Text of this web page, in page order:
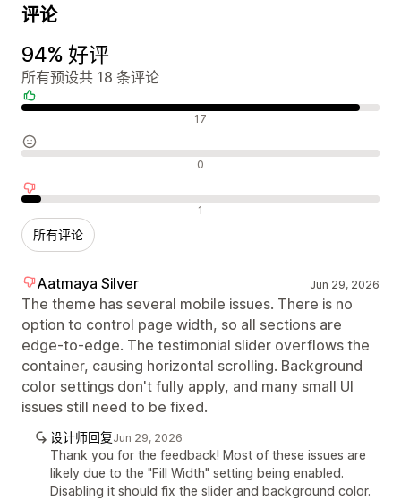
评论
94% 好评
所有预设共 18 条评论
好评 17
中评 0
差评 1
所有评论
Aatmaya Silver Jun 29, 2026
The theme has several mobile issues. There is no
option to control page width, so all sections are
edge-to-edge. The testimonial slider overflows the
container, causing horizontal scrolling. Background
color settings don't fully apply, and many small UI
issues still need to be fixed.
设计师回复Jun 29, 2026
Thank you for the feedback! Most of these issues are
likely due to the "Fill Width" setting being enabled.
Disabling it should fix the slider and background color.